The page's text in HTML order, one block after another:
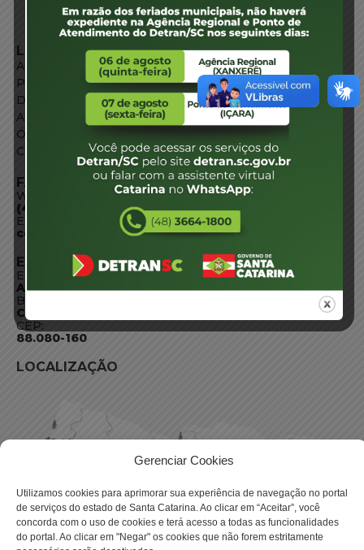
Gerenciar Cookies
Utilizamos cookies para aprimorar sua experiência de navegação no portal
de serviços do estado de Santa Catarina. Ao clicar em “Aceitar”, você
concorda com o uso de cookies e terá acesso a todas as funcionalidades
do portal. Ao clicar em "Negar" os cookies que não forem estritamente
LINKS EXTERNOS
Agência de Notícias
Portal de Serviços
Diário Oficial
Acesso à Informação
Órgãos do Governo
Conheça SC
FALE CONOSCO
WhatsApp:
(48) 3664-1800
E-mail:
centraldeinformacoes@detran.sc.gov.br
ENDEREÇO
Endereço:
Av. Almirante Tamandaré - 480
Bairro:
Coqueiros, Florianópolis SC
CEP:
88.080-160
LOCALIZAÇÃO